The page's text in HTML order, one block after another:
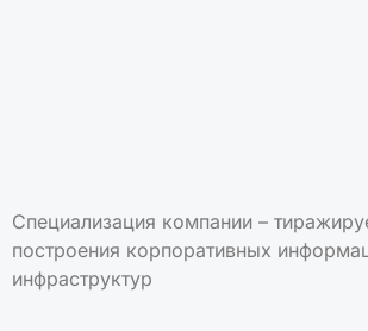
Специализация компании –
построения корпоративных
инфраструктур